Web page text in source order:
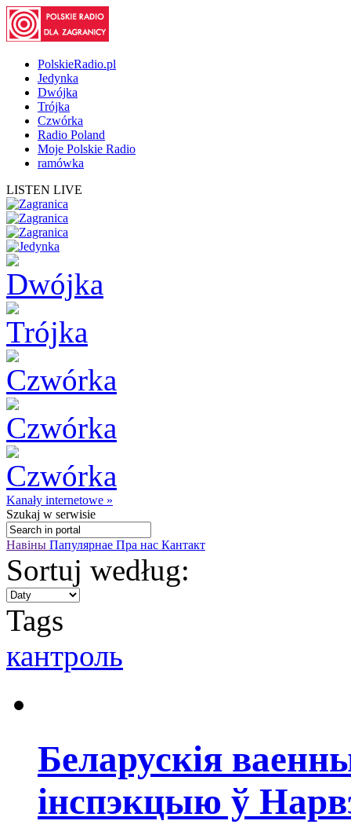
PolskieRadio.pl
Jedynka
Dwójka
Trójka
Czwórka
Radio Poland
Moje Polskie Radio
ramówka
LISTEN LIVE
Kanały internetowe »
Szukaj w serwisie
Навіны Папулярнае Пра нас Кантакт
Sortuj według:
Tags
кантроль
Беларускія
інспэкцыю ў